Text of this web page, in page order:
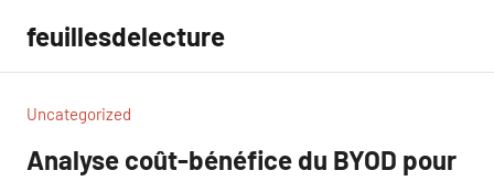
contenu
feuillesdelecture
Uncategorized
Analyse coût-bénéfice du BYOD pour